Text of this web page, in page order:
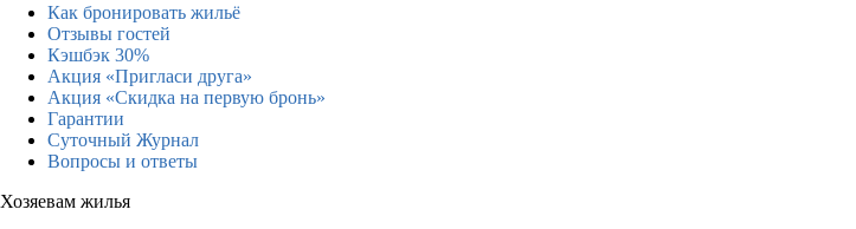
Как бронировать жильё
Отзывы гостей
Кэшбэк 30%
Акция «Пригласи друга»
Акция «Скидка на первую бронь»
Гарантии
Суточный Журнал
Вопросы и ответы
Хозяевам жилья